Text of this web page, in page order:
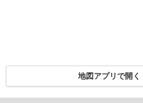
地図アプリで開く